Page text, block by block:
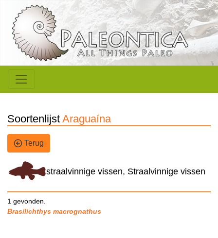
Soortenlijst Araguaína
Terug
straalvinnige vissen, Straalvinnige vissen
1 gevonden.
Brasilichthys macrognathus